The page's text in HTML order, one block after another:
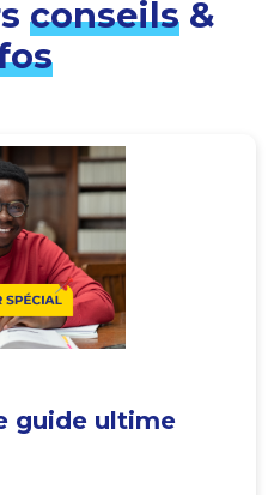
conseils&
guide ultime